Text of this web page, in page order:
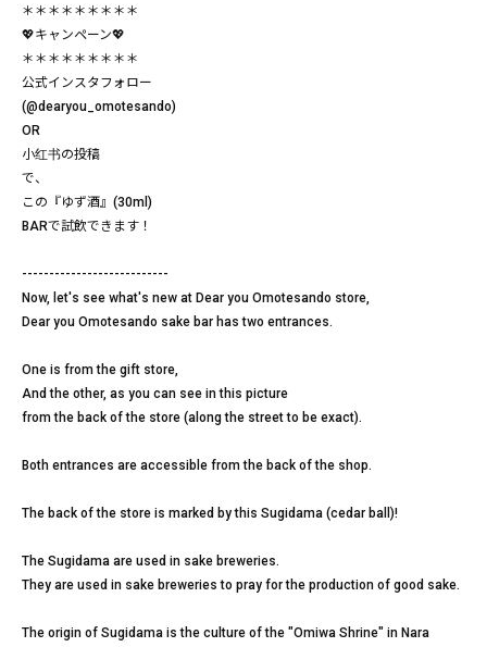
＊＊＊＊＊＊＊＊＊
💖キャンペーン💖
＊＊＊＊＊＊＊＊＊
公式インスタフォロー
(@dearyou_omotesando)
OR
小红书の投稿
で、
この『ゆず酒』(30ml)
BARで試飲できます！
---------------------------
Now, let's see what's new at Dear you Omotesando store,
Dear you Omotesando sake bar has two entrances.
One is from the gift store,
And the other, as you can see in this picture
from the back of the store (along the street to be exact).
Both entrances are accessible from the back of the shop.
The back of the store is marked by this Sugidama (cedar ball)!
The Sugidama are used in sake breweries.
They are used in sake breweries to pray for the production of good sake.
The origin of Sugidama is the culture of the "Omiwa Shrine" in Nara